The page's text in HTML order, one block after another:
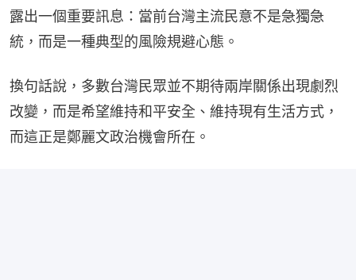
露出一個重要訊息：當前台灣主流民意不是急獨急
統，而是一種典型的風險規避心態。
換句話說，多數台灣民眾並不期待兩岸關係出現劇烈
改變，而是希望維持和平安全、維持現有生活方式，
而這正是鄭麗文政治機會所在。